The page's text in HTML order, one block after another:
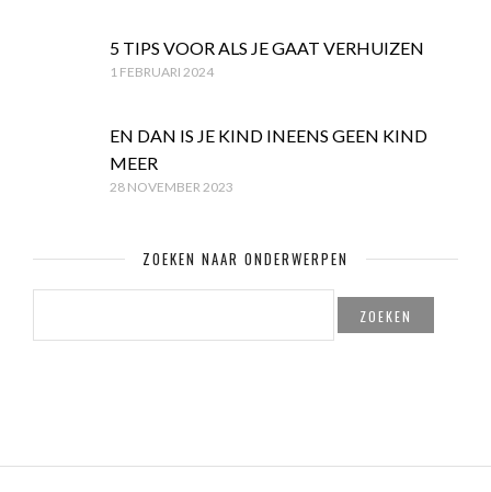
5 TIPS VOOR ALS JE GAAT VERHUIZEN
1 FEBRUARI 2024
EN DAN IS JE KIND INEENS GEEN KIND
MEER
28 NOVEMBER 2023
ZOEKEN NAAR ONDERWERPEN
ZOEKEN